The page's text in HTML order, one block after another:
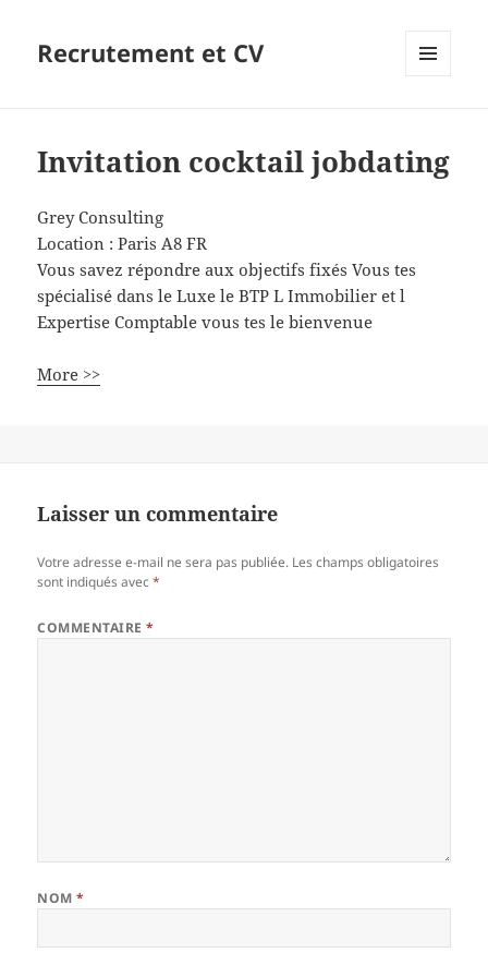
Recrutement et CV
Invitation cocktail jobdating
Grey Consulting
Location :Paris A8 FR
Vous savez répondre aux objectifs fixés Vous tes
spécialisé dans le Luxe le BTP L Immobilier et l
Expertise Comptable vous tes le bienvenue
More >>
Laisser un commentaire
Votre adresse e-mail ne sera pas publiée. Les champs obligatoires
sont indiqués avec*
COMMENTAIRE*
NOM*